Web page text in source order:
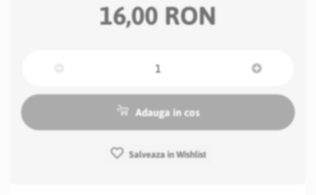
16,00 RON
Adauga in cos
Salveaza in Wishlist